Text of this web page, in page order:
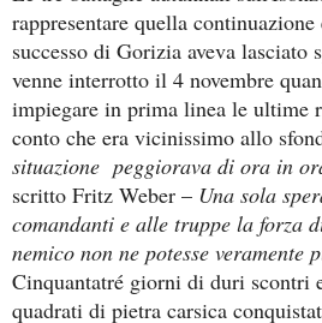
rappresentare quella
successo di Gorizia aveva lasciato
venne interrotto il 4 novembre
impiegare in prima linea le ultime
conto che era vicinissimo allo
situazione peggiorava di ora in
scritto Fritz Weber – Una sola
comandanti e alle truppe la forza
nemico non ne potesse veramente
Cinquantatré giorni di duri scontri
quadrati di pietra carsica